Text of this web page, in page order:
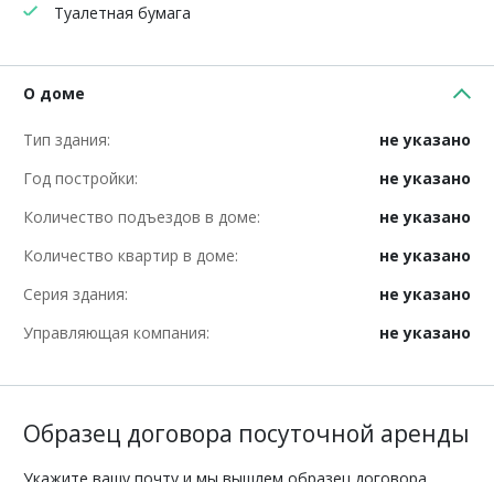
Туалетная бумага
О доме
Тип здания:
не указано
Год постройки:
не указано
Количество подъездов в доме:
не указано
Количество квартир в доме:
не указано
Серия здания:
не указано
Управляющая компания:
не указано
Образец договора посуточной аренды
Укажите вашу почту и мы вышлем образец договора